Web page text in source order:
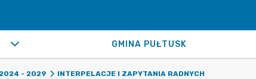
GMINA PUŁTUSK
2024 - 2029
INTERPELACJE I ZAPYTANIA RADNYCH